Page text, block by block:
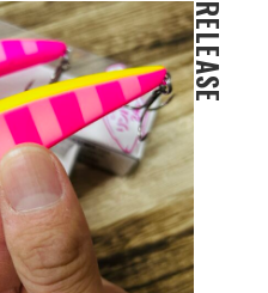
RELEASE